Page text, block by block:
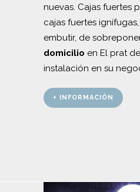
nuevas. Cajas fuertes
cajas fuertes
embutir, de
domicilio en El prat
instalación en su
+ INFORMACIÓN